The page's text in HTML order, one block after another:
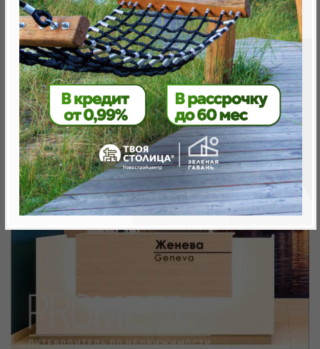
Минск, Октябрьский, ул. Жореса Алфёрова
метро «Ковальская Слобода», 566 м